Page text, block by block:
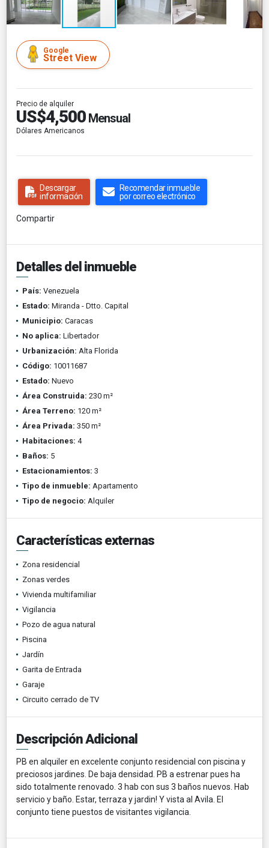
Google
Street View
Precio de alquiler
US$4,500 Mensual
Dólares Americanos
Descargar
información
Recomendar inmueble
por correo electrónico
Compartir
Detalles del inmueble
País: Venezuela
Estado: Miranda - Dtto. Capital
Municipio: Caracas
No aplica: Libertador
Urbanización: Alta Florida
Código: 10011687
Estado: Nuevo
Área Construida: 230 m²
Área Terreno: 120 m²
Área Privada: 350 m²
Habitaciones: 4
Baños: 5
Estacionamientos: 3
Tipo de inmueble: Apartamento
Tipo de negocio: Alquiler
Características externas
Zona residencial
Zonas verdes
Vivienda multifamiliar
Vigilancia
Pozo de agua natural
Piscina
Jardín
Garita de Entrada
Garaje
Circuito cerrado de TV
Descripción Adicional
PB en alquiler en excelente conjunto residencial con piscina y
preciosos jardines. De baja densidad. PB a estrenar pues ha
sido totalmente renovado. 3 hab con sus 3 baños nuevos. Hab
servicio y baño. Estar, terraza y jardin! Y vista al Avila. El
conjunto tiene puestos de visitantes vigilancia.